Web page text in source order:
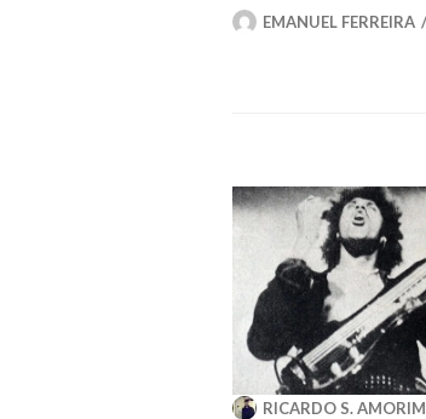
EMANUEL FERREIRA
RICARDO S. AMORIM